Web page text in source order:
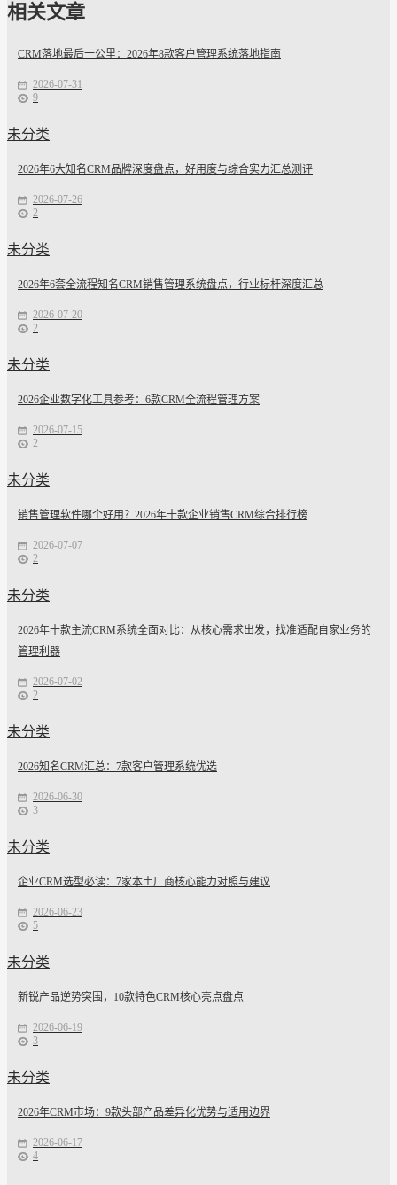
相关文章
CRM落地最后一公里：2026年8款客户管理系统落地指南
2026-07-31
9
未分类
2026年6大知名CRM品牌深度盘点，好用度与综合实力汇总测评
2026-07-26
2
未分类
2026年6套全流程知名CRM销售管理系统盘点，行业标杆深度汇总
2026-07-20
2
未分类
2026企业数字化工具参考：6款CRM全流程管理方案
2026-07-15
2
未分类
销售管理软件哪个好用？2026年十款企业销售CRM综合排行榜
2026-07-07
2
未分类
2026年十款主流CRM系统全面对比：从核心需求出发，找准适配自家业务的
管理利器
2026-07-02
2
未分类
2026知名CRM汇总：7款客户管理系统优选
2026-06-30
3
未分类
企业CRM选型必读：7家本土厂商核心能力对照与建议
2026-06-23
5
未分类
新锐产品逆势突围，10款特色CRM核心亮点盘点
2026-06-19
3
未分类
2026年CRM市场：9款头部产品差异化优势与适用边界
2026-06-17
4